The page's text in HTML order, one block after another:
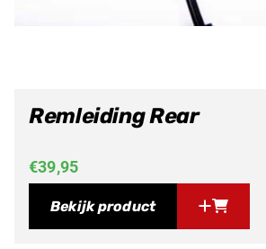
Remleiding Rear
€39,95
Bekijk product